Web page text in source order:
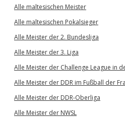
Alle maltesischen Meister
Alle maltesischen Pokalsieger
Alle Meister der 2. Bundesliga
Alle Meister der 3. Liga
Alle Meister der Challenge League in
Alle Meister der DDR im Fußball der
Alle Meister der DDR-Oberliga
Alle Meister der NWSL